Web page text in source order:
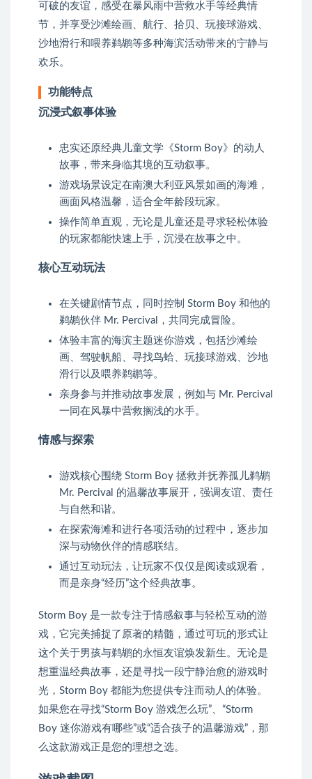
可破的友谊，感受在暴风雨中营救水手等经典情
节，并享受沙滩绘画、航行、拾贝、玩接球游戏、
沙地滑行和喂养鹈鹕等多种海滨活动带来的宁静与
欢乐。
功能特点
沉浸式叙事体验
忠实还原经典儿童文学《Storm Boy》的动人
故事，带来身临其境的互动叙事。
游戏场景设定在南澳大利亚风景如画的海滩，
画面风格温馨，适合全年龄段玩家。
操作简单直观，无论是儿童还是寻求轻松体验
的玩家都能快速上手，沉浸在故事之中。
核心互动玩法
在关键剧情节点，同时控制 Storm Boy 和他的
鹈鹕伙伴 Mr. Percival，共同完成冒险。
体验丰富的海滨主题迷你游戏，包括沙滩绘
画、驾驶帆船、寻找鸟蛤、玩接球游戏、沙地
滑行以及喂养鹈鹕等。
亲身参与并推动故事发展，例如与 Mr. Percival
一同在风暴中营救搁浅的水手。
情感与探索
游戏核心围绕 Storm Boy 拯救并抚养孤儿鹈鹕
Mr. Percival 的温馨故事展开，强调友谊、责任
与自然和谐。
在探索海滩和进行各项活动的过程中，逐步加
深与动物伙伴的情感联结。
通过互动玩法，让玩家不仅仅是阅读或观看，
而是亲身“经历”这个经典故事。
Storm Boy 是一款专注于情感叙事与轻松互动的游
戏，它完美捕捉了原著的精髓，通过可玩的形式让
这个关于男孩与鹈鹕的永恒友谊焕发新生。无论是
想重温经典故事，还是寻找一段宁静治愈的游戏时
光，Storm Boy 都能为您提供专注而动人的体验。
如果您在寻找“Storm Boy 游戏怎么玩”、“Storm
Boy 迷你游戏有哪些”或“适合孩子的温馨游戏”，那
么这款游戏正是您的理想之选。